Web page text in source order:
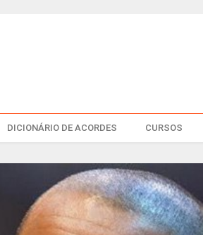
DICIONÁRIO DE ACORDES CURSOS